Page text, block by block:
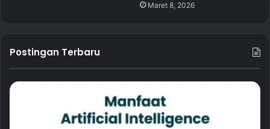
Maret 8, 2026
Postingan Terbaru